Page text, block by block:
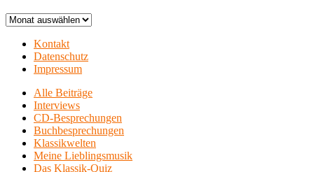
Archiv
Kontakt
Datenschutz
Impressum
Alle Beiträge
Interviews
CD-Besprechungen
Buchbesprechungen
Klassikwelten
Meine Lieblingsmusik
Das Klassik-Quiz